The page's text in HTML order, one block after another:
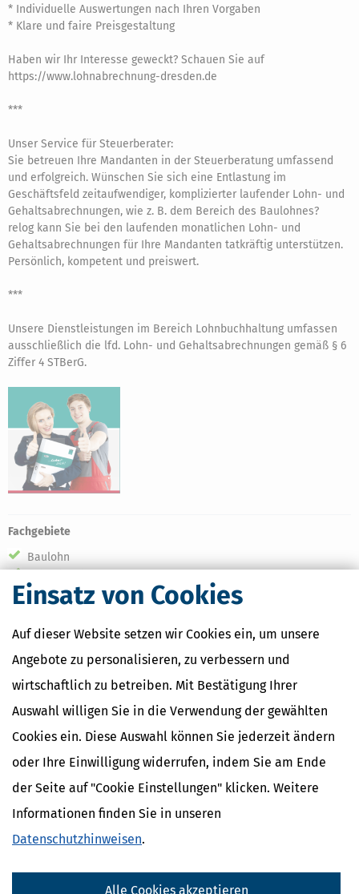
Einsatz von Cookies
Auf dieser Website setzen wir Cookies ein, um unsere
Angebote zu personalisieren, zu verbessern und
wirtschaftlich zu betreiben. Mit Bestätigung Ihrer
Auswahl willigen Sie in die Verwendung der gewählten
Cookies ein. Diese Auswahl können Sie jederzeit ändern
oder Ihre Einwilligung widerrufen, indem Sie am Ende
der Seite auf "Cookie Einstellungen" klicken. Weitere
Informationen finden Sie in unseren
Datenschutzhinweisen.
Alle Cookies akzeptieren
* Individuelle Auswertungen nach Ihren Vorgaben
* Klare und faire Preisgestaltung
Haben wir Ihr Interesse geweckt? Schauen Sie auf
https://www.lohnabrechnung-dresden.de
***
Unser Service für Steuerberater:
Sie betreuen Ihre Mandanten in der Steuerberatung umfassend
und erfolgreich. Wünschen Sie sich eine Entlastung im
Geschäftsfeld zeitaufwendiger, komplizierter laufender Lohn- und
Gehaltsabrechnungen, wie z. B. dem Bereich des Baulohnes?
relog kann Sie bei den laufenden monatlichen Lohn- und
Gehaltsabrechnungen für Ihre Mandanten tatkräftig unterstützen.
Persönlich, kompetent und preiswert.
***
Unsere Dienstleistungen im Bereich Lohnbuchhaltung umfassen
ausschließlich die lfd. Lohn- und Gehaltsabrechnungen gemäß § 6
Ziffer 4 STBerG.
Fachgebiete
Baulohn
Anzahl der Mitarbeiter:14
Gegründet: 01.01.1990
Kontaktdaten:
Name:
relog Dresden GmbH & Co. KG
Strasse:
Otto-Mohr-Str. 22
PLZ / Ort
01237 Dresden
03514796190
Fax:
03514796199
E-Mail:
info@lohnabrechnung-dresden.de oder
Web:
www.lohnabrechnung-dresden.de